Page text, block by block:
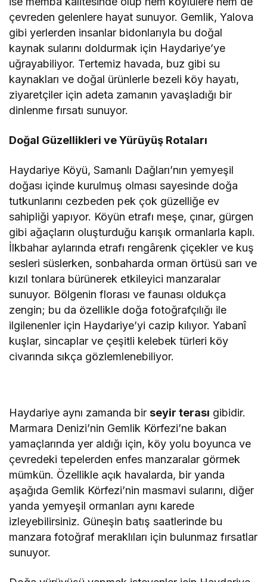
çevreden gelenlere hayat sunuyor. Gemlik, Yalova
gibi yerlerden insanlar bidonlarıyla bu doğal
kaynak sularını doldurmak için Haydariye’ye
uğrayabiliyor. Tertemiz havada, buz gibi su
kaynakları ve doğal ürünlerle bezeli köy hayatı,
ziyaretçiler için adeta zamanın yavaşladığı bir
dinlenme fırsatı sunuyor.
Doğal Güzellikleri ve Yürüyüş Rotaları
Haydariye Köyü, Samanlı Dağları’nın yemyeşil
doğası içinde kurulmuş olması sayesinde doğa
tutkunlarını cezbeden pek çok güzelliğe ev
sahipliği yapıyor. Köyün etrafı meşe, çınar, gürgen
gibi ağaçların oluşturduğu karışık ormanlarla kaplı.
İlkbahar aylarında etrafı rengârenk çiçekler ve kuş
sesleri süslerken, sonbaharda orman örtüsü sarı ve
kızıl tonlara bürünerek etkileyici manzaralar
sunuyor. Bölgenin florası ve faunası oldukça
zengin; bu da özellikle doğa fotoğrafçılığı ile
ilgilenenler için Haydariye’yi cazip kılıyor. Yabanî
kuşlar, sincaplar ve çeşitli kelebek türleri köy
civarında sıkça gözlemlenebiliyor.
Haydariye aynı zamanda birseyir terası gibidir.
Marmara Denizi’nin Gemlik Körfezi’ne bakan
yamaçlarında yer aldığı için, köy yolu boyunca ve
çevredeki tepelerden enfes manzaralar görmek
mümkün. Özellikle açık havalarda, bir yanda
aşağıda Gemlik Körfezi’nin masmavi sularını, diğer
yanda yemyeşil ormanları aynı karede
izleyebilirsiniz. Güneşin batış saatlerinde bu
manzara fotoğraf meraklıları için bulunmaz fırsatlar
sunuyor.